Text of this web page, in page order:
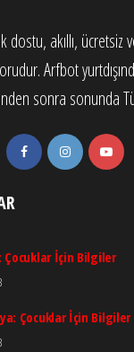
dostu, akıllı, ücretsiz
Arfbot
sonra sonunda
Çocuklar İçin Bilgiler
Çocuklar İçin Bilgiler